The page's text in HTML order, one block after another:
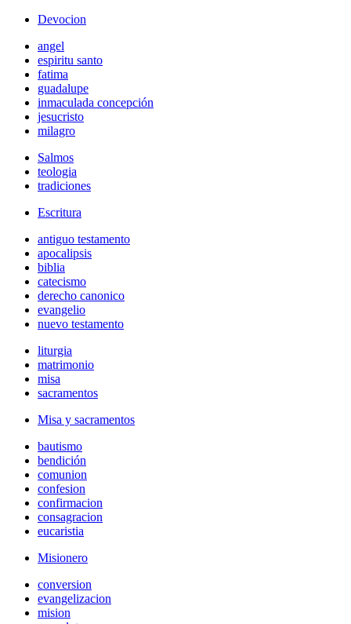
Devocion
angel
espiritu santo
fatima
guadalupe
inmaculada concepción
jesucristo
milagro
Salmos
teologia
tradiciones
Escritura
antiguo testamento
apocalipsis
biblia
catecismo
derecho canonico
evangelio
nuevo testamento
liturgia
matrimonio
misa
sacramentos
Misa y sacramentos
bautismo
bendición
comunion
confesion
confirmacion
consagracion
eucaristia
Misionero
conversion
evangelizacion
mision